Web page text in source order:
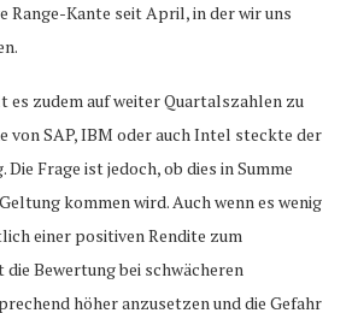
Range-Kante seit April, in der wir uns
es zudem auf weiter Quartalszahlen zu
von SAP, IBM oder auch Intel steckte der
Frage ist jedoch, ob dies in Summe
kommen wird. Auch wenn es wenig
einer positiven Rendite zum
Bewertung bei schwächeren
höher anzusetzen und die Gefahr